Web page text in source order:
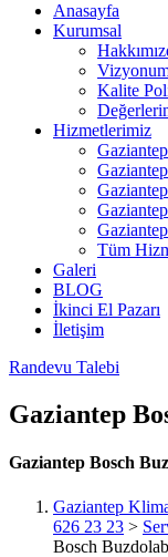
Anasayfa
Kurumsal
Kalite
Hizmetlerimiz
Tüm
Galeri
BLOG
İkinci El Pazarı
İletişim
Randevu Talebi
Gaziantep
Gaziantep Bosch
Gaziantep
626 23 23 >
Bosch